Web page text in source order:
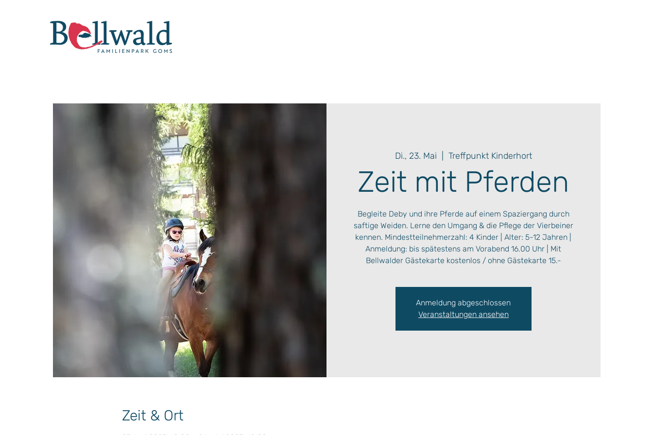
Di., 23. Mai Treffpunkt Kinderhort
Zeit mit Pferden
Begleite Deby und ihre Pferde auf einem Spaziergang durch
saftige Weiden. Lerne den Umgang & die Pflege der Vierbeiner
kennen. Mindestteilnehmerzahl: 4 Kinder | Alter: 5-12 Jahren |
Anmeldung: bis spätestens am Vorabend 16.00 Uhr | Mit
Bellwalder Gästekarte kostenlos / ohne Gästekarte 15.-
Anmeldung abgeschlossen
Veranstaltungen ansehen
Zeit & Ort